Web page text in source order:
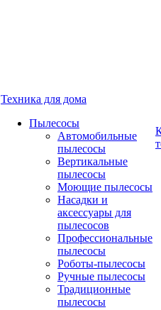
Техника для дома
Пылесосы
Автомобильные
пылесосы
Вертикальные
пылесосы
Моющие пылесосы
Насадки и
аксессуары для
пылесосов
Профессиональные
пылесосы
Роботы-пылесосы
Ручные пылесосы
Традиционные
пылесосы